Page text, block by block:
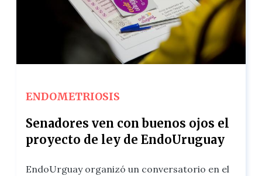
ENDOMETRIOSIS
Senadores ven con buenos ojos el
proyecto de ley de EndoUruguay
EndoUrguay organizó un conversatorio en el